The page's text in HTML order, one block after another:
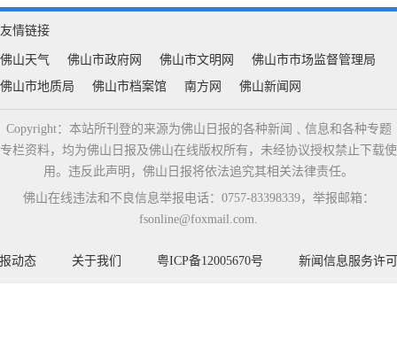
友情链接
佛山天气 佛山市政府网 佛山市文明网
佛山市市场监督管理局
佛山市地质局
佛山市档案馆 南方网 佛山新闻网
Copyright：本站所刊登的来源为佛山日报的各种新闻﹑信息和各种专题
专栏资料，均为佛山日报及佛山在线版权所有，未经协议授权禁止下载使
用。违反此声明，佛山日报将依法追究其相关法律责任。
佛山在线违法和不良信息举报电话：0757-83398339，举报邮箱：
fsonline@foxmail.com.
动态 关于我们 粤ICP备12005670号 新闻信息服务许